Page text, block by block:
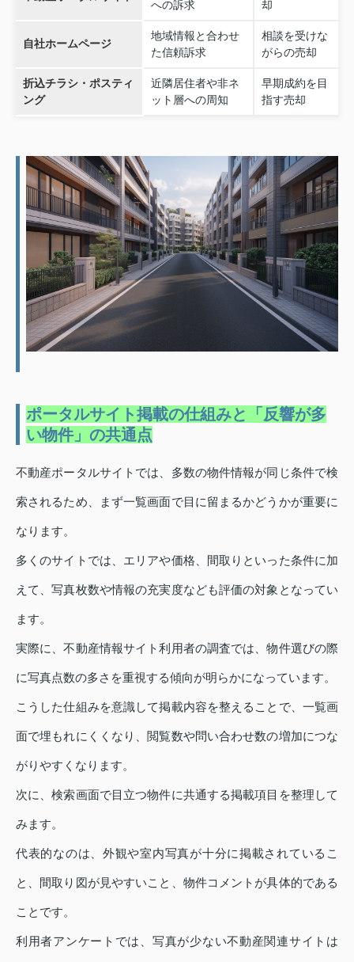
への訴求 却
自社ホームページ
地域情報と合わせ
た信頼訴求
相談を受けな
がらの売却
折込チラシ・ポスティ
ング
近隣居住者や非ネ
ット層への周知
早期成約を目
指す売却
ポータルサイト掲載の仕組みと「反響が多
い物件」の共通点
不動産ポータルサイトでは、多数の物件情報が同じ条件で検
索されるため、まず一覧画面で目に留まるかどうかが重要に
なります。
多くのサイトでは、エリアや価格、間取りといった条件に加
えて、写真枚数や情報の充実度なども評価の対象となってい
ます。
実際に、不動産情報サイト利用者の調査では、物件選びの際
に写真点数の多さを重視する傾向が明らかになっています。
こうした仕組みを意識して掲載内容を整えることで、一覧画
面で埋もれにくくなり、閲覧数や問い合わせ数の増加につな
がりやすくなります。
次に、検索画面で目立つ物件に共通する掲載項目を整理して
みます。
代表的なのは、外観や室内写真が十分に掲載されているこ
と、間取り図が見やすいこと、物件コメントが具体的である
ことです。
利用者アンケートでは、写真が少ない不動産関連サイトは